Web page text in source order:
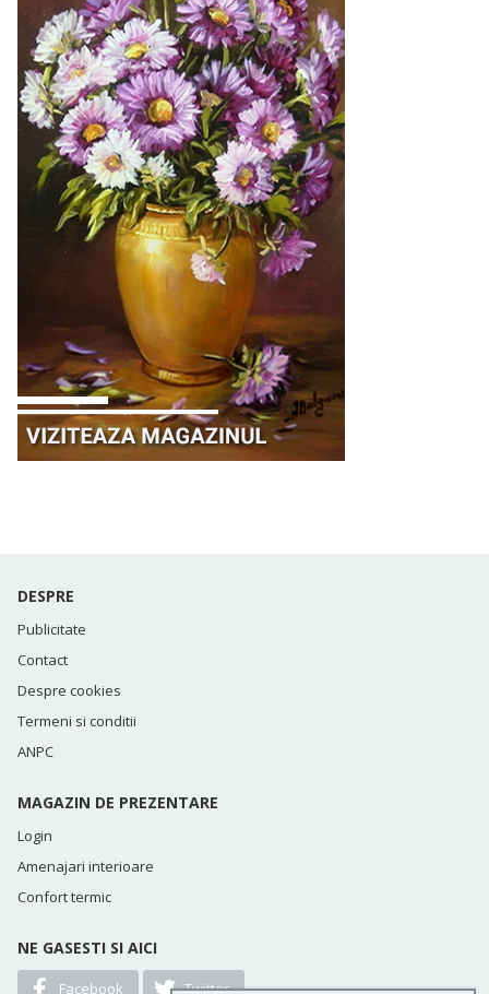
DESPRE
Publicitate
Contact
Despre cookies
Termeni si conditii
ANPC
MAGAZIN DE PREZENTARE
Login
Amenajari interioare
Confort termic
NE GASESTI SI AICI
Facebook Twitter